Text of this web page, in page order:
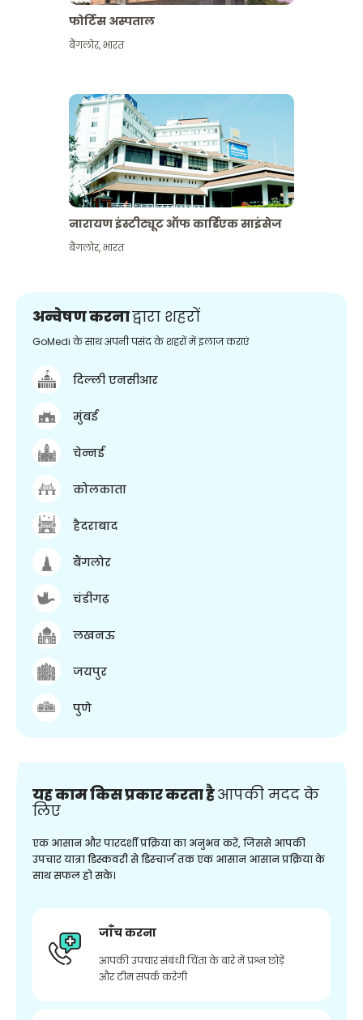
फोर्टिस अस्पताल
बैंगलोर,भारत
नारायण इंस्टीट्यूट ऑफ कार्डिएक साइंसेज
बैंगलोर,भारत
अन्वेषण करनाद्वारा शहरों
GoMedi के साथ अपनी पसंद के शहरों में इलाज कराएं
दिल्ली एनसीआर
मुंबई
चेन्नई
कोलकाता
हैदराबाद
बैंगलोर
चंडीगढ़
लखनऊ
जयपुर
पुणे
यह काम किस प्रकार करता हैआपकी मदद के
लिए
एक आसान और पारदर्शी प्रक्रिया का अनुभव करें, जिससे आपकी
उपचार यात्रा डिस्कवरी से डिस्चार्ज तक एक आसान आसान प्रक्रिया के
साथ सफल हो सके।
जाँच करना
आपकी उपचार संबंधी चिंता के बारे में प्रश्न छोड़ें
और टीम संपर्क करेगी